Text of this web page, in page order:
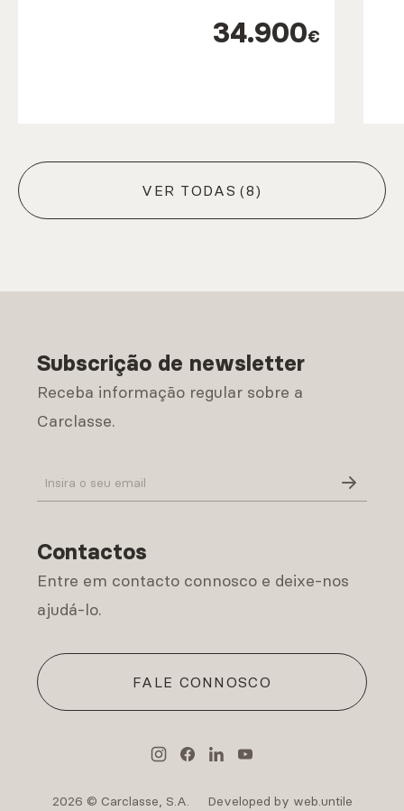
34.900€
VER TODAS (8)
Subscrição de newsletter
Receba informação regular sobre a
Carclasse.
Contactos
Entre em contacto connosco e deixe-nos
ajudá-lo.
FALE CONNOSCO
2026 © Carclasse, S.A. Developed by web.untile